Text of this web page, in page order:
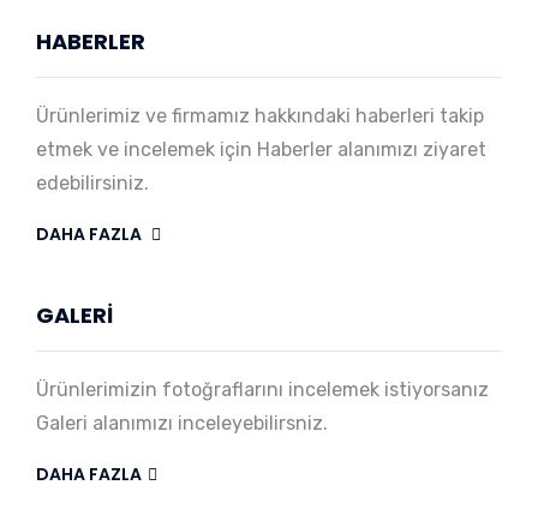
HABERLER
Ürünlerimiz ve firmamız hakkındaki haberleri takip
etmek ve incelemek için Haberler alanımızı ziyaret
edebilirsiniz.
DAHA FAZLA
GALERİ
Ürünlerimizin fotoğraflarını incelemek istiyorsanız
Galeri alanımızı inceleyebilirsniz.
DAHA FAZLA